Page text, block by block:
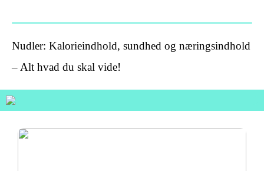
Nudler: Kalorieindhold, sundhed og næringsindhold
– Alt hvad du skal vide!